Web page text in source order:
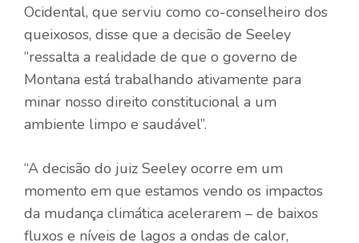
Ocidental, que serviu como co-conselheiro dos
queixosos, disse que a decisão de Seeley
“ressalta a realidade de que o governo de
Montana está trabalhando ativamente para
minar nosso direito constitucional a um
ambiente limpo e saudável”.
“A decisão do juiz Seeley ocorre em um
momento em que estamos vendo os impactos
da mudança climática acelerarem – de baixos
fluxos e níveis de lagos a ondas de calor,